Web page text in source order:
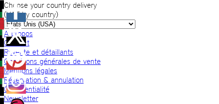
Choose your country delivery
(VAT by country)
A propos
Contact
Revente et détaillants
Conditions générales de vente
Mentions légales
Réservation & annulation
Confidentialité
Newsletter